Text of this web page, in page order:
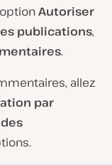
Autoriser
publications,
.
allez
par